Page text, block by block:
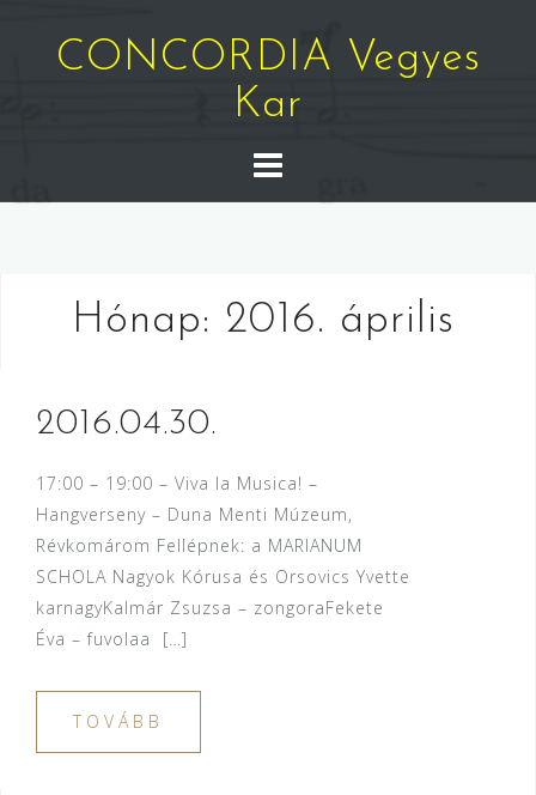
contentCONCORDIA Vegyes
Kar
Hónap: 2016. április
2016.04.30.
17:00 – 19:00 – Viva la Musica! –
Hangverseny – Duna Menti Múzeum,
Révkomárom Fellépnek: a MARIANUM
SCHOLA Nagyok Kórusa és Orsovics Yvette
karnagyKalmár Zsuzsa – zongoraFekete
Éva – fuvolaa […]
TOVÁBB